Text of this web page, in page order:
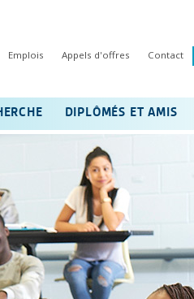
Emplois Appels d'offres Contact
DIPLÔMÉS ET AMIS